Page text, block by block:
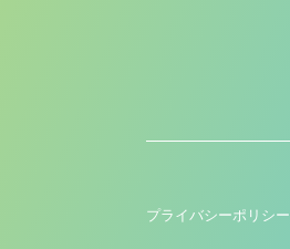
プライバシーポリシー